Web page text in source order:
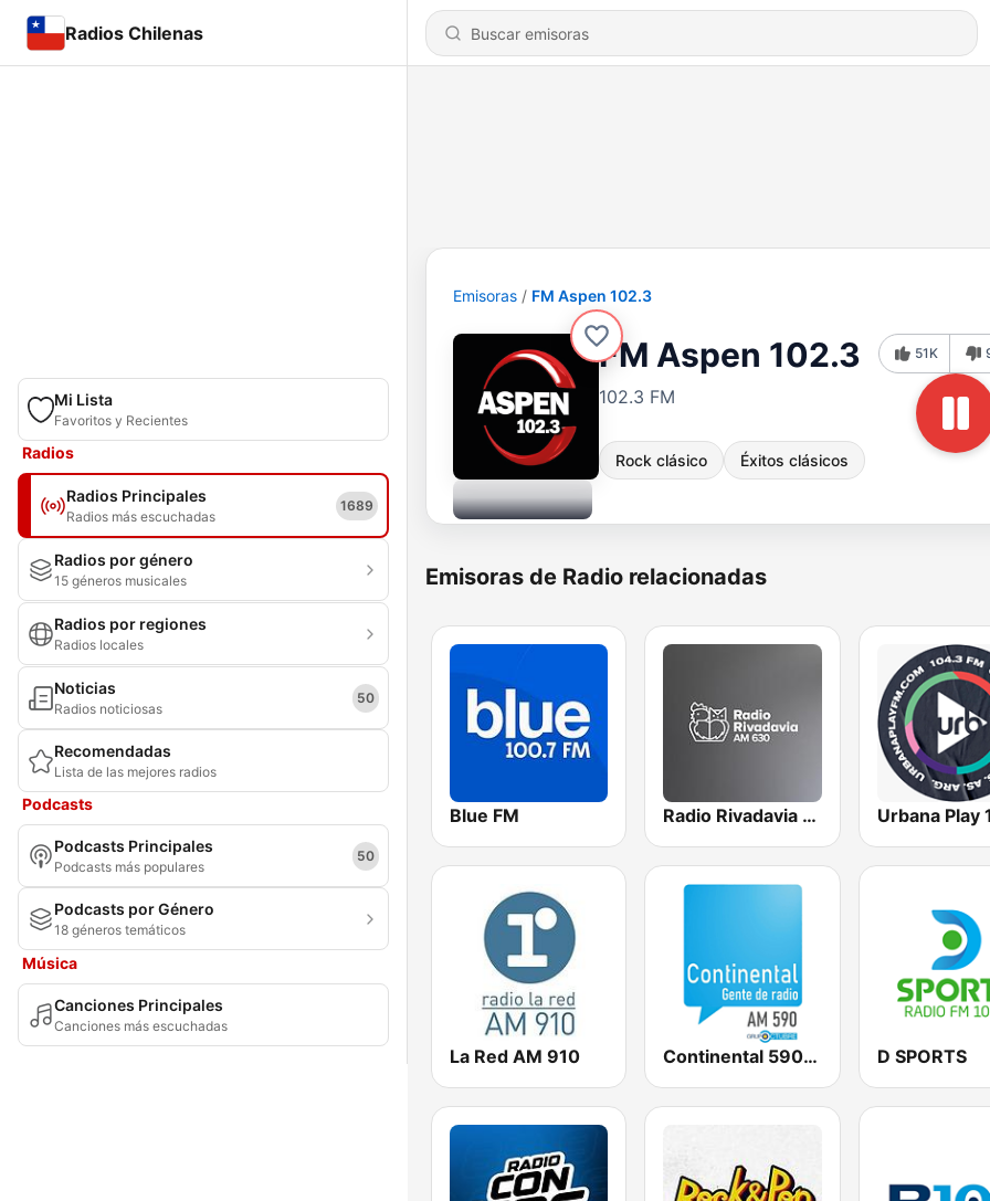
Radios Chilenas
Mi Lista
Favoritos y Recientes
Radios
Radios Principales
Radios más escuchadas
1689
Radios por género
15 géneros musicales
Radios por regiones
Radios locales
Noticias
Radios noticiosas
50
Recomendadas
Lista de las mejores radios
Podcasts
Podcasts Principales
Podcasts más populares
50
Podcasts por Género
18 géneros temáticos
Música
Canciones Principales
Canciones más escuchadas
Emisoras FM Aspen 102.3
FM Aspen 102.3
102.3 FM
Rock clásico Éxitos clásicos
51K
Emisoras de Radio relacionadas
Blue FM Radio Rivadavia 630 AM
La Red AM 910 Continental 590 AM D SPORTS